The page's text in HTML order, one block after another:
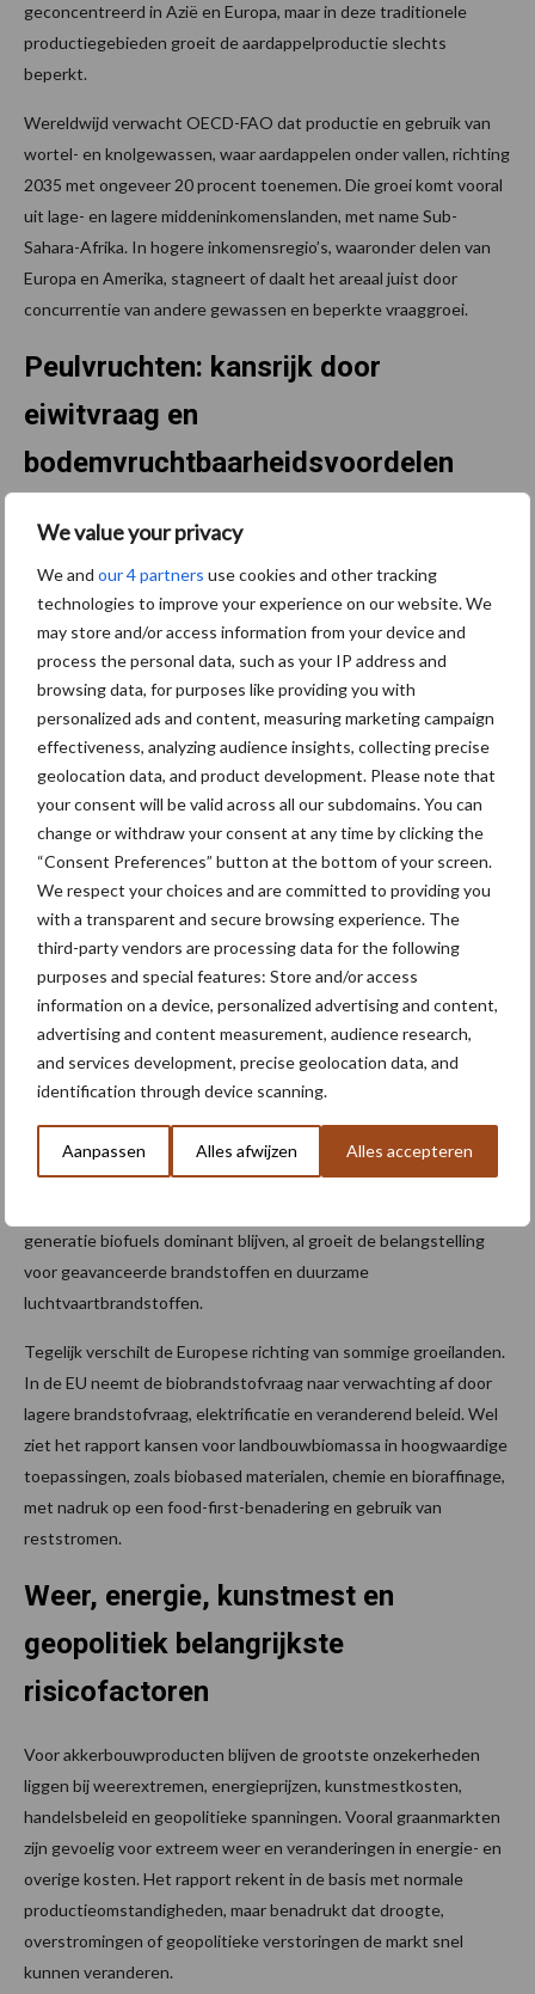
We value your privacy
We and our 4 partners use cookies and other tracking
technologies to improve your experience on our website. We
may store and/or access information from your device and
process the personal data, such as your IP address and
browsing data, for purposes like providing you with
personalized ads and content, measuring marketing campaign
effectiveness, analyzing audience insights, collecting precise
geolocation data, and product development. Please note that
your consent will be valid across all our subdomains. You can
change or withdraw your consent at any time by clicking the
“Consent Preferences” button at the bottom of your screen.
We respect your choices and are committed to providing you
with a transparent and secure browsing experience. The
third-party vendors are processing data for the following
purposes and special features: Store and/or access
information on a device, personalized advertising and content,
advertising and content measurement, audience research,
and services development, precise geolocation data, and
identification through device scanning.
Aanpassen Alles afwijzen Alles accepteren
geconcentreerd in Azië en Europa, maar in deze traditionele
productiegebieden groeit de aardappelproductie slechts
beperkt.
Wereldwijd verwacht OECD-FAO dat productie en gebruik van
wortel- en knolgewassen, waar aardappelen onder vallen, richting
2035 met ongeveer 20 procent toenemen. Die groei komt vooral
uit lage- en lagere middeninkomenslanden, met name Sub-
Sahara-Afrika. In hogere inkomensregio’s, waaronder delen van
Europa en Amerika, stagneert of daalt het areaal juist door
concurrentie van andere gewassen en beperkte vraaggroei.
Peulvruchten: kansrijk door
eiwitvraag en
bodemvruchtbaarheidsvoordelen
Peulvruchten krijgen volgens OECD-FAO opnieuw meer
per hoofd stijgt naar verwachting met 11 procent tot 8,2 kilogram
per persoon per jaar in 2035. De groei komt uit landen waar
peulvruchten een belangrijke plantaardige eiwitbron zijn, maar
ook uit hogere inkomenslanden waar de vraag naar plantaardige
voeding groeit.
Voor akkerbouwers is ook de teeltkundige kant relevant.
bodemvruchtbaarheid en passen in bredere bouwplannen. Het
rapport noemt daarbij ook beleidssteun, waaronder de Europese
eiwitstrategie. Tegelijk blijven lagere en wisselvalligere
opbrengsten ten opzichte van granen een rem op snelle
uitbreiding.
Biobrandstoffen: extra vraag, maar
beleid bepaalt tempo
akkerbouwgrondstoffen. Ethanol wordt vooral gemaakt uit mais
en suikergewassen en biodiesel vooral uit plantaardige oliën zoals
generatie biofuels dominant blijven, al groeit de belangstelling
voor geavanceerde brandstoffen en duurzame
luchtvaartbrandstoffen.
Tegelijk verschilt de Europese richting van sommige groeilanden.
In de EU neemt de biobrandstofvraag naar verwachting af door
lagere brandstofvraag, elektrificatie en veranderend beleid. Wel
ziet het rapport kansen voor landbouwbiomassa in hoogwaardige
toepassingen, zoals biobased materialen, chemie en bioraffinage,
met nadruk op een food-first-benadering en gebruik van
reststromen.
Weer, energie, kunstmest en
geopolitiek belangrijkste
risicofactoren
Voor akkerbouwproducten blijven de grootste onzekerheden
liggen bij weerextremen, energieprijzen, kunstmestkosten,
handelsbeleid en geopolitieke spanningen. Vooral graanmarkten
zijn gevoelig voor extreem weer en veranderingen in energie- en
overige kosten. Het rapport rekent in de basis met normale
productieomstandigheden, maar benadrukt dat droogte,
overstromingen of geopolitieke verstoringen de markt snel
kunnen veranderen.